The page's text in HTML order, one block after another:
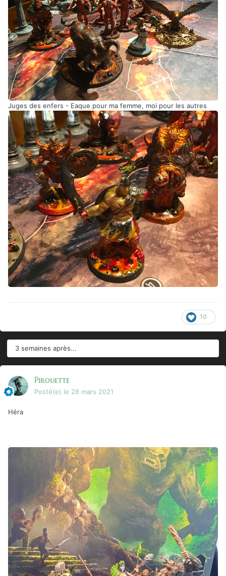
Juges des enfers - Eaque pour ma femme, moi pour les autres
10
3 semaines après...
Pirouette
Posté(e) le 28 mars 2021
Héra